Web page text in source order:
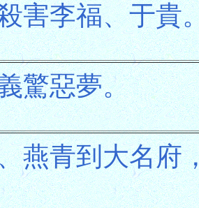
害李福、于貴
驚惡夢。
燕青到大名府